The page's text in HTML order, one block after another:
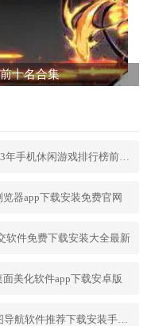
十名合集
2023年手机休闲游戏排行榜前十名
览器app下载安装免费官网
软件免费下载安装大全最新
面美化软件app下载安卓版
地图导航软件推荐下载安装手机版